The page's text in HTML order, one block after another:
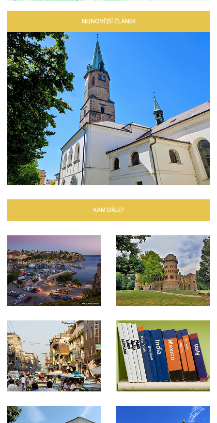
NEJNOVĚJŠÍ ČLÁNEK
KAM DÁLE?